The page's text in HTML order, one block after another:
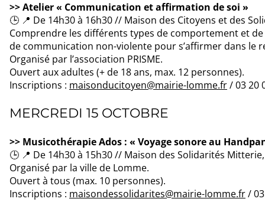
>> Atelier « Communication et affirmation de soi »
🕒 📍 De 14h30 à 16h30 // Maison des Citoyens et des
Comprendre les différents types de comportement et
de communication non-violente pour s’affirmer dans le
Organisé par l’association PRISME.
Ouvert aux adultes (+ de 18 ans, max. 12 personnes).
Inscriptions : maisonducitoyen@mairie-lomme.fr/ 03 20
MERCREDI 15 OCTOBRE
>> Musicothérapie Ados : « Voyage sonore au
🕒 📍 De 14h30 à 15h30 // Maison des Solidarités
Organisé par la ville de Lomme.
Ouvert à tous (max. 10 personnes).
Inscriptions : maisondessolidarites@mairie-lomme.fr/